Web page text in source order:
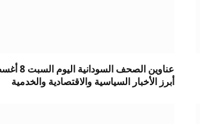
أبرز الأخبار السياسية والاقتصادية والخدمية